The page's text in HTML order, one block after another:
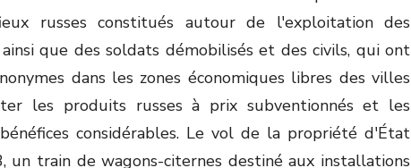
russes constitués autour de l'exploitation des
que des soldats démobilisés et des civils, qui ont
dans les zones économiques libres des villes
les produits russes à prix subventionnés et les
considérables. Le vol de la propriété d'État
un train de wagons-citernes destiné aux installations